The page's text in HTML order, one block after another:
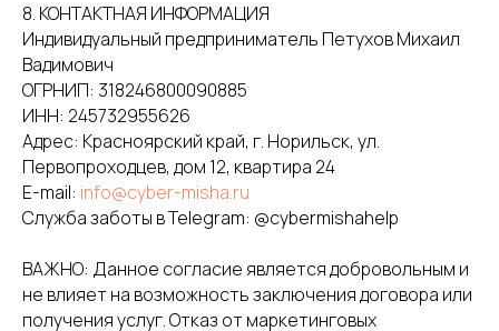
8. КОНТАКТНАЯ ИНФОРМАЦИЯ
Индивидуальный предприниматель Петухов Михаил
Вадимович
ОГРНИП: 318246800090885
ИНН: 245732955626
Адрес: Красноярский край, г. Норильск, ул.
Первопроходцев, дом 12, квартира 24
E-mail: info@cyber-misha.ru
Служба заботы в Telegram: @cybermishahelp
ВАЖНО: Данное согласие является добровольным и
не влияет на возможность заключения договора или
получения услуг. Отказ от маркетинговых